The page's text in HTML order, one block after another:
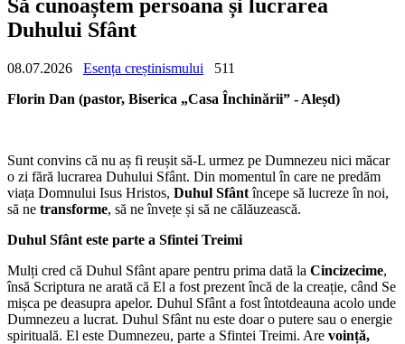
Să cunoaștem persoana și lucrarea
Duhului Sfânt
08.07.2026 Esența creștinismului
511
Florin Dan (pastor, Biserica „Casa Închinării” - Aleșd)
Sunt convins că nu aș fi reușit să-L urmez pe Dumnezeu nici măcar
o zi fără lucrarea Duhului Sfânt. Din momentul în care ne predăm
viața Domnului Isus Hristos, Duhul Sfântîncepe să lucreze în noi,
să ne transforme, să ne învețe și să ne călăuzească.
Duhul Sfânt este parte a Sfintei Treimi
Mulți cred că Duhul Sfânt apare pentru prima dată la Cincizecime,
însă Scriptura ne arată că El a fost prezent încă de la creație, când Se
mișca pe deasupra apelor. Duhul Sfânt a fost întotdeauna acolo unde
Dumnezeu a lucrat. Duhul Sfânt nu este doar o putere sau o energie
spirituală. El este Dumnezeu, parte a Sfintei Treimi. Are voință,